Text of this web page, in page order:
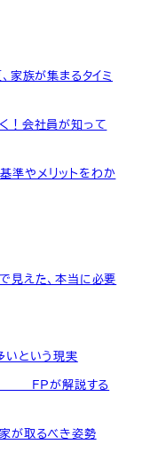
家族が集まるタイミ
！会社員が知って
準やメリットをわか
見えた、本当に必要
いという現実
― FPが解説する
が取るべき姿勢